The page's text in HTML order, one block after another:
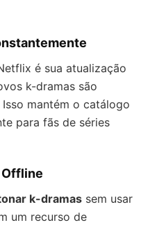
é sua atualização
k-dramas são
mantém o catálogo
para fãs de séries
Offline
k-dramas sem usar
um recurso de